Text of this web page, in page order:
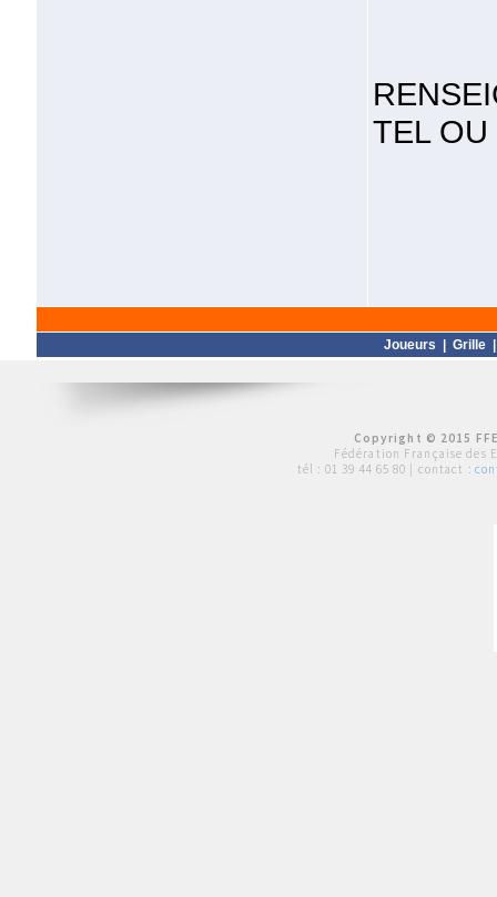
TEL
Joueurs Grille
Copyright © 2015
Fédération Française des
tél : 01 39 44 65 80 | contact :